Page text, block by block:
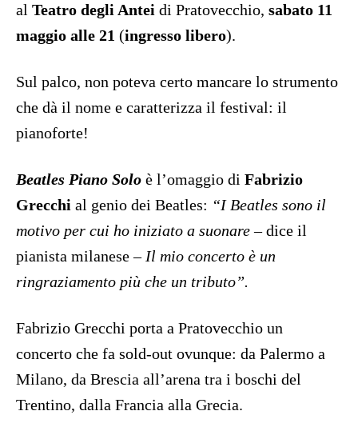
al Teatro degli Antei di Pratovecchio, sabato 11
maggio alle 21 (ingresso libero).
Sul palco, non poteva certo mancare lo strumento
che dà il nome e caratterizza il festival: il
pianoforte!
Beatles Piano Solo è l’omaggio di Fabrizio
Grecchi al genio dei Beatles: “I Beatles sono il
motivo per cui ho iniziato a suonare– dice il
pianista milanese – Il mio concerto è un
ringraziamento più che un tributo”.
Fabrizio Grecchi porta a Pratovecchio un
concerto che fa sold-out ovunque: da Palermo a
Milano, da Brescia all’arena tra i boschi del
Trentino, dalla Francia alla Grecia.